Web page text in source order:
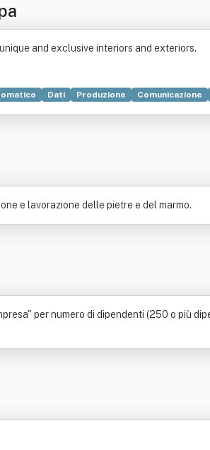
and exclusive interiors and exteriors.
Dati Produzione Comunicazione
e lavorazione delle pietre e del marmo.
per numero di dipendenti (250 o più